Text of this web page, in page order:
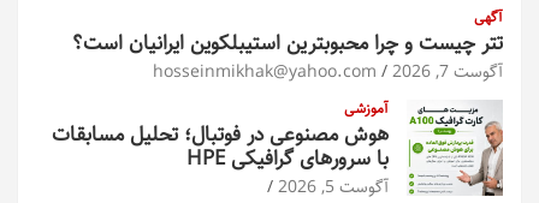
آگهی
تتر چیست و چرا محبوبترین استیبلکوین ایرانیان است؟
آگوست 7, 2026 hosseinmikhak@yahoo.com
آموزشی
هوش مصنوعی در فوتبال؛ تحلیل مسابقات
با سرورهای گرافیکی HPE
آگوست 5, 2026